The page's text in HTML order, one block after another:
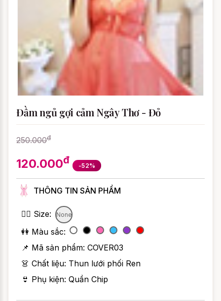
Đầm ngủ gợi cảm Ngây Thơ - Đỏ
250.000đ
120.000đ -52%
THÔNG TIN SẢN PHẨM
👯‍♀️ Size: None
👭 Màu sắc:
📌 Mã sản phẩm: COVER03
👗 Chất liệu: Thun lưới phối Ren
👙 Phụ kiện: Quần Chip